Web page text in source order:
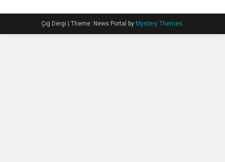
Çığ Dergi | Theme: News Portal by Mystery Themes